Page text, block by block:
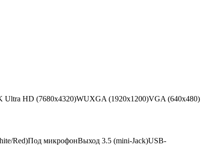
Ultra HD (7680x4320)WUXGA (1920x1200)VGA (640x480)
Red)Под микрофонВыход 3.5 (mini-Jack)USB-